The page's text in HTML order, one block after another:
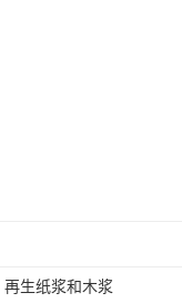
再生纸浆和木浆